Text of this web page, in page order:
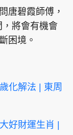
唐碧霞師傅，
，將會有機會
困境。
化解法 | 東周
好財運生肖 |